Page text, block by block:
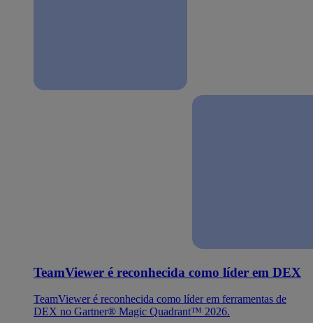
TeamViewer é reconhecida como líder em DEX
TeamViewer é reconhecida como líder em ferramentas de
DEX no Gartner® Magic Quadrant™ 2026.